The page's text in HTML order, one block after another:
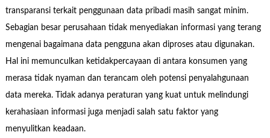
transparansi terkait penggunaan data pribadi masih sangat minim.
Sebagian besar perusahaan tidak menyediakan informasi yang terang
mengenai bagaimana data pengguna akan diproses atau digunakan.
Hal ini memunculkan ketidakpercayaan di antara konsumen yang
merasa tidak nyaman dan terancam oleh potensi penyalahgunaan
data mereka. Tidak adanya peraturan yang kuat untuk melindungi
kerahasiaan informasi juga menjadi salah satu faktor yang
menyulitkan keadaan.